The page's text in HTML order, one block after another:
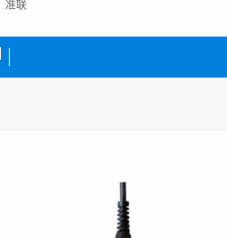
准联